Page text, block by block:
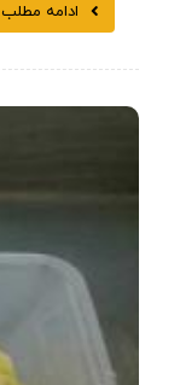
ادامه مطلب